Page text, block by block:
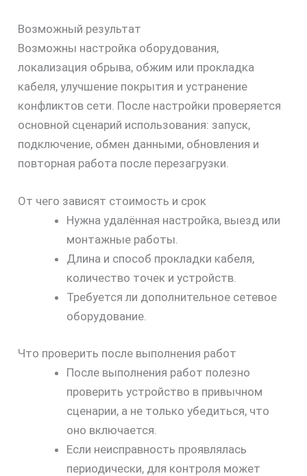
Возможный результат
Возможны настройка оборудования,
локализация обрыва, обжим или прокладка
кабеля, улучшение покрытия и устранение
конфликтов сети. После настройки проверяется
основной сценарий использования: запуск,
подключение, обмен данными, обновления и
повторная работа после перезагрузки.
От чего зависят стоимость и срок
Нужна удалённая настройка, выезд или
монтажные работы.
Длина и способ прокладки кабеля,
количество точек и устройств.
Требуется ли дополнительное сетевое
оборудование.
Что проверить после выполнения работ
После выполнения работ полезно
проверить устройство в привычном
сценарии, а не только убедиться, что
оно включается.
Если неисправность проявлялась
периодически, для контроля может